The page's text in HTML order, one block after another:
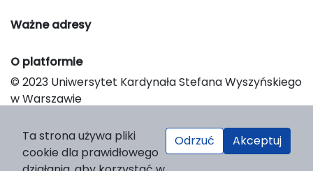
Ważne adresy
O platformie
© 2023 Uniwersytet Kardynała Stefana Wyszyńskiego
w Warszawie
Platform & Workflow by OJS/PKP
Ta strona używa pliki
cookie dla prawidłowego
Odrzuć Akceptuj